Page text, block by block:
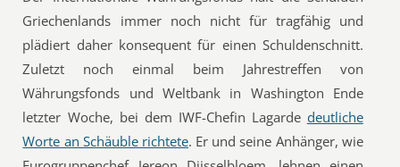
Griechenlands immer noch nicht für tragfähig und
plädiert daher konsequent für einen Schuldenschnitt.
Zuletzt noch einmal beim Jahrestreffen von
Währungsfonds und Weltbank in Washington Ende
letzter Woche, bei dem IWF-Chefin Lagarde deutliche
Worte an Schäuble richtete. Er und seine Anhänger, wie